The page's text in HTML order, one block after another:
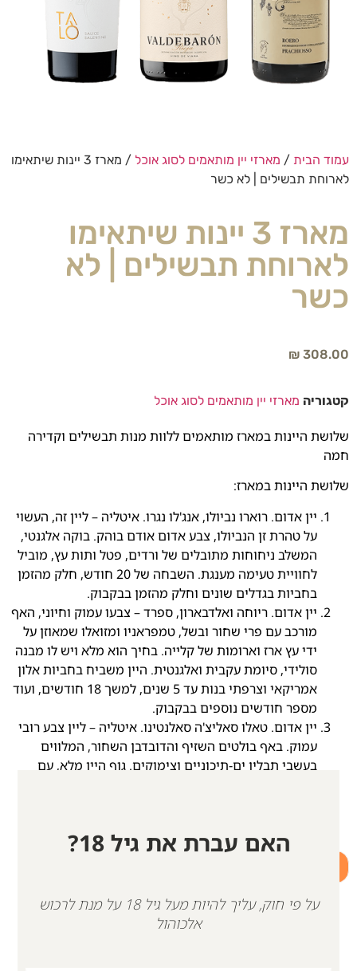
עמוד הבית / מארזי יין מותאמים לסוג אוכל
/ מארז 3 יינות שיתאימו
לארוחת תבשילים | לא כשר
מארז 3 יינות שיתאימו
לארוחת תבשילים | לא
כשר
₪ 308.00
קטגוריה מארזי יין מותאמים לסוג אוכל
שלושת היינות במארז מותאמים ללוות מנות תבשילים וקדירה
חמה
שלושת היינות במארז:
יין אדום. רוארו נביולו, אנג'לו נגרו. איטליה – ליין זה, העשוי
על טהרת זן הנביולו, צבע אדום אודם בוהק. בוקה אלגנטי,
המשלב ניחוחות מתובלים של ורדים, פטל ותות עץ, מוביל
לחוויית טעימה מענגת. השבחה של 20 חודש, חלק מהזמן
בחביות בגדלים שונים וחלק מהזמן בבקבוק.
יין אדום. ריוחה ואלדבארון, ספרד – צבעו עמוק וחיוני, האף
מורכב עם פרי שחור ובשל, טמפראניו ומזואלו שמאוזן על
ידי עץ ארז וארומות של קלייה. בחיך הוא מלא ויש לו מבנה
סולידי, סיומת עקבית ואלגנטית. היין משביח בחביות אלון
אמריקאי וצרפתי בנות עד 5 שנים, למשך 18 חודשים, ועוד
מספר חודשים נוספים בבקבוק.
יין אדום. טאלו סאליצ'ה סאלנטינו. איטליה – ליין צבע רובי
עמוק. באף בולטים השזיף והדובדבן השחור, המלווים
בעשבי תבלין ים-תיכוניים וצימוקים. גוף היין מלא, עם
האם עברת את גיל 18?
על פי חוק, עליך להיות מעל גיל 18 על מנת לרכוש
אלכוהול